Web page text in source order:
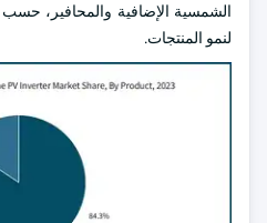
الشمسية الإضافية والمحافير،
لنمو المنتجات.